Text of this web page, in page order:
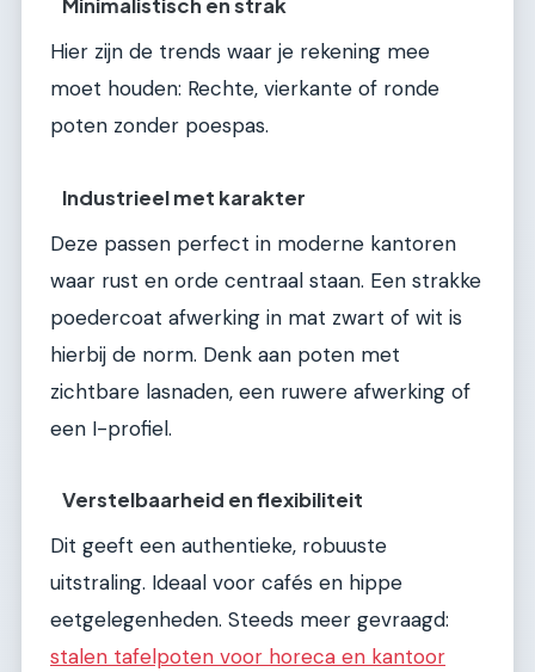
Minimalistisch en strak
Hier zijn de trends waar je rekening mee
moet houden: Rechte, vierkante of ronde
poten zonder poespas.
Industrieel met karakter
Deze passen perfect in moderne kantoren
waar rust en orde centraal staan. Een strakke
poedercoat afwerking in mat zwart of wit is
hierbij de norm. Denk aan poten met
zichtbare lasnaden, een ruwere afwerking of
een I-profiel.
Verstelbaarheid en flexibiliteit
Dit geeft een authentieke, robuuste
uitstraling. Ideaal voor cafés en hippe
eetgelegenheden. Steeds meer gevraagd:
stalen tafelpoten voor horeca en kantoor